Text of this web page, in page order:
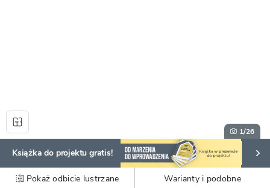
1/26
Książka do projektu gratis!
Pokaż odbicie lustrzane Warianty i podobne